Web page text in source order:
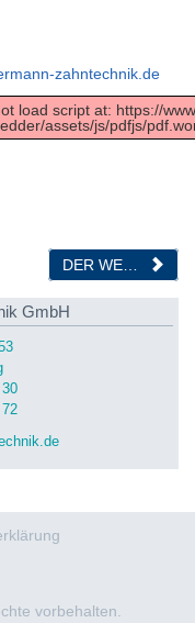
zahntechnik.de
load script at: https://
assets/js/pdfjs/
GmbH
vorbehalten.